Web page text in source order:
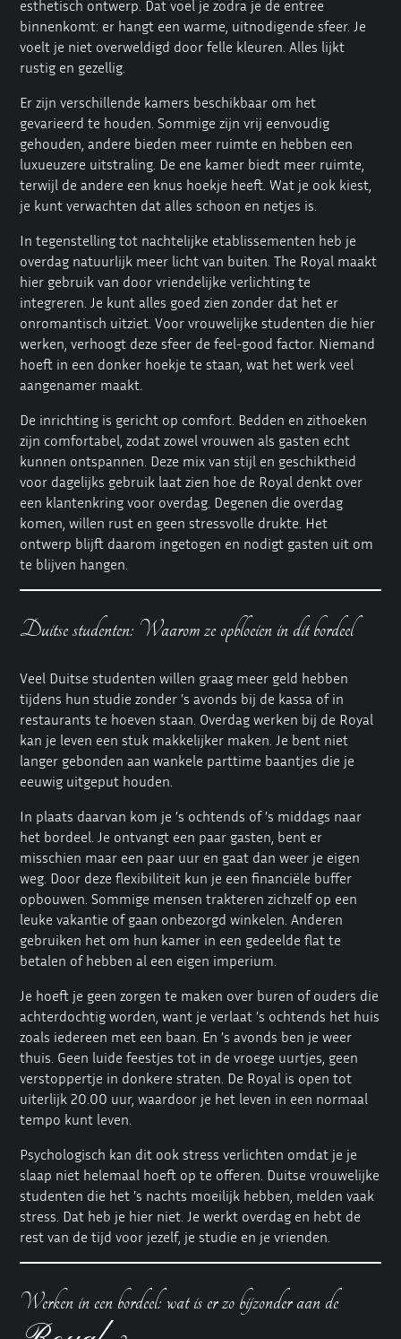
esthetisch ontwerp. Dat voel je zodra je de entree
binnenkomt: er hangt een warme, uitnodigende sfeer. Je
voelt je niet overweldigd door felle kleuren. Alles lijkt
rustig en gezellig.
Er zijn verschillende kamers beschikbaar om het
gevarieerd te houden. Sommige zijn vrij eenvoudig
gehouden, andere bieden meer ruimte en hebben een
luxueuzere uitstraling. De ene kamer biedt meer ruimte,
terwijl de andere een knus hoekje heeft. Wat je ook kiest,
je kunt verwachten dat alles schoon en netjes is.
In tegenstelling tot nachtelijke etablissementen heb je
overdag natuurlijk meer licht van buiten. The Royal maakt
hier gebruik van door vriendelijke verlichting te
integreren. Je kunt alles goed zien zonder dat het er
onromantisch uitziet. Voor vrouwelijke studenten die hier
werken, verhoogt deze sfeer de feel-good factor. Niemand
hoeft in een donker hoekje te staan, wat het werk veel
aangenamer maakt.
De inrichting is gericht op comfort. Bedden en zithoeken
zijn comfortabel, zodat zowel vrouwen als gasten echt
kunnen ontspannen. Deze mix van stijl en geschiktheid
voor dagelijks gebruik laat zien hoe de Royal denkt over
een klantenkring voor overdag. Degenen die overdag
komen, willen rust en geen stressvolle drukte. Het
ontwerp blijft daarom ingetogen en nodigt gasten uit om
te blijven hangen.
Duitse studenten: Waarom ze opbloeien in dit bordeel
Veel Duitse studenten willen graag meer geld hebben
tijdens hun studie zonder ’s avonds bij de kassa of in
restaurants te hoeven staan. Overdag werken bij de Royal
kan je leven een stuk makkelijker maken. Je bent niet
langer gebonden aan wankele parttime baantjes die je
eeuwig uitgeput houden.
In plaats daarvan kom je ’s ochtends of ’s middags naar
het bordeel. Je ontvangt een paar gasten, bent er
misschien maar een paar uur en gaat dan weer je eigen
weg. Door deze flexibiliteit kun je een financiële buffer
opbouwen. Sommige mensen trakteren zichzelf op een
leuke vakantie of gaan onbezorgd winkelen. Anderen
gebruiken het om hun kamer in een gedeelde flat te
betalen of hebben al een eigen imperium.
Je hoeft je geen zorgen te maken over buren of ouders die
achterdochtig worden, want je verlaat ’s ochtends het huis
zoals iedereen met een baan. En ’s avonds ben je weer
thuis. Geen luide feestjes tot in de vroege uurtjes, geen
verstoppertje in donkere straten. De Royal is open tot
uiterlijk 20.00 uur, waardoor je het leven in een normaal
tempo kunt leven.
Psychologisch kan dit ook stress verlichten omdat je je
slaap niet helemaal hoeft op te offeren. Duitse vrouwelijke
studenten die het ’s nachts moeilijk hebben, melden vaak
stress. Dat heb je hier niet. Je werkt overdag en hebt de
rest van de tijd voor jezelf, je studie en je vrienden.
Werken in een bordeel: wat is er zo bijzonder aan de